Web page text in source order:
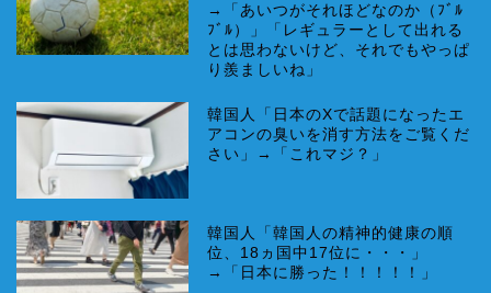
→「あいつがそれほどなのか（ﾌﾞﾙ
ﾌﾞﾙ）」「レギュラーとして出れる
とは思わないけど、それでもやっぱ
り羨ましいね」
韓国人「日本のXで話題になったエ
アコンの臭いを消す方法をご覧くだ
さい」→「これマジ？」
韓国人「韓国人の精神的健康の順
位、18ヵ国中17位に・・・」
→「日本に勝った！！！！！」